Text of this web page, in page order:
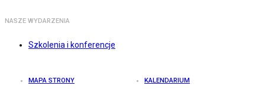
NASZE WYDARZENIA
Szkolenia i konferencje
MAPA STRONY KALENDARIUM